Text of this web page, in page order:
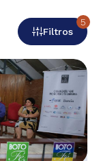
Filtros
5